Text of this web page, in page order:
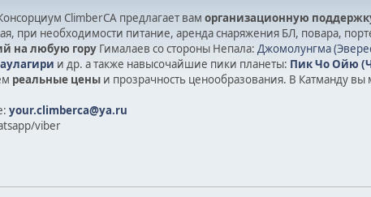
ClimberCA предлагает вам организационную
при необходимости питание, аренда снаряжения БЛ, повара,
на любую гору Гималаев со стороны Непала: Джомолунгма
и др. а также навысочайшие пики планеты: Пик Чо Ойю
реальные цены и прозрачность ценообразования. В Катманду вы
your.climberca@ya.ru
viber